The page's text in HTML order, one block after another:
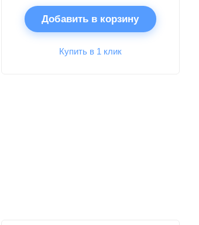
Добавить в корзину
Купить в 1 клик